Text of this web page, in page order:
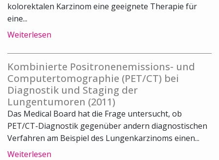
kolorektalen Karzinom eine geeignete Therapie für
eine...
Weiterlesen
Kombinierte Positronenemissions- und
Computertomographie (PET/CT) bei
Diagnostik und Staging der
Lungentumoren (2011)
Das Medical Board hat die Frage untersucht, ob
PET/CT-Diagnostik gegenüber andern diagnostischen
Verfahren am Beispiel des Lungenkarzinoms einen...
Weiterlesen